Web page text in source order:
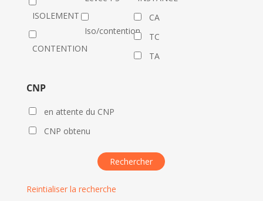
ISOLEMENT
CONTENTION
Iso/contention
CA
TC
TA
CNP
en attente du CNP
CNP obtenu
Reintialiser la recherche